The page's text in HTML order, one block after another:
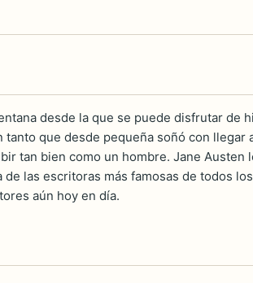
desde la que se puede disfrutar de
tanto que desde pequeña soñó con
tan bien como un hombre. Jane
las escritoras más famosas de todos
aún hoy en día.